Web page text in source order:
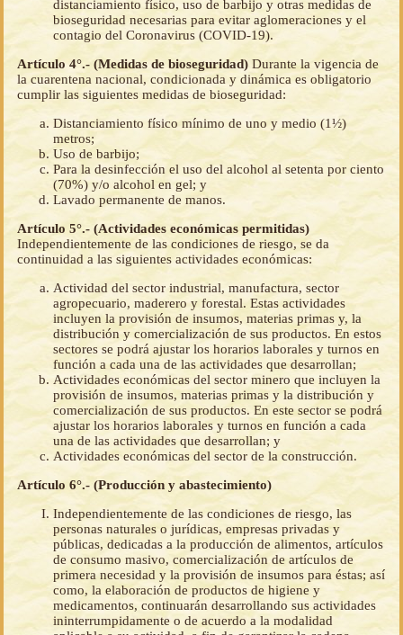
distanciamiento físico, uso de barbijo y otras medidas de
bioseguridad necesarias para evitar aglomeraciones y el
contagio del Coronavirus (COVID-19).
Artículo 4°.- (Medidas de bioseguridad) Durante la vigencia de
la cuarentena nacional, condicionada y dinámica es obligatorio
cumplir las siguientes medidas de bioseguridad:
Distanciamiento físico mínimo de uno y medio (1½)
metros;
Uso de barbijo;
Para la desinfección el uso del alcohol al setenta por ciento
(70%) y/o alcohol en gel; y
Lavado permanente de manos.
Artículo 5°.- (Actividades económicas permitidas)
Independientemente de las condiciones de riesgo, se da
continuidad a las siguientes actividades económicas:
Actividad del sector industrial, manufactura, sector
agropecuario, maderero y forestal. Estas actividades
incluyen la provisión de insumos, materias primas y, la
distribución y comercialización de sus productos. En estos
sectores se podrá ajustar los horarios laborales y turnos en
función a cada una de las actividades que desarrollan;
Actividades económicas del sector minero que incluyen la
provisión de insumos, materias primas y la distribución y
comercialización de sus productos. En este sector se podrá
ajustar los horarios laborales y turnos en función a cada
una de las actividades que desarrollan; y
Actividades económicas del sector de la construcción.
Artículo 6°.- (Producción y abastecimiento)
Independientemente de las condiciones de riesgo, las
personas naturales o jurídicas, empresas privadas y
públicas, dedicadas a la producción de alimentos, artículos
de consumo masivo, comercialización de artículos de
primera necesidad y la provisión de insumos para éstas; así
como, la elaboración de productos de higiene y
medicamentos, continuarán desarrollando sus actividades
ininterrumpidamente o de acuerdo a la modalidad